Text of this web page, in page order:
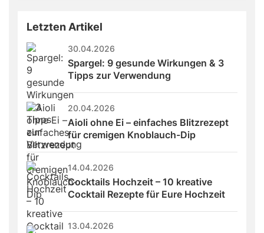
Letzten Artikel
30.04.2026
Spargel: 9 gesunde Wirkungen & 3
Tipps zur Verwendung
20.04.2026
Aioli ohne Ei – einfaches Blitzrezept
für cremigen Knoblauch-Dip
14.04.2026
Cocktails Hochzeit – 10 kreative
Cocktail Rezepte für Eure Hochzeit
13.04.2026